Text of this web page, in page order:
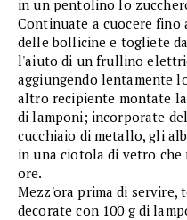
in un pentolino lo
Continuate a cuocere fino
delle bollicine e togliete
l'aiuto di un frullino
aggiungendo lentamente
altro recipiente montate
di lamponi; incorporate
cucchiaio di metallo, gli
in una ciotola di vetro
ore.
Mezz'ora prima di servire,
decorate con 100 g di